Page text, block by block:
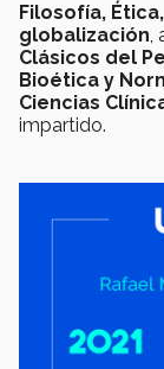
Filosofía,
globalización,
Clásicos del
Bioética y
Ciencias
impartido.